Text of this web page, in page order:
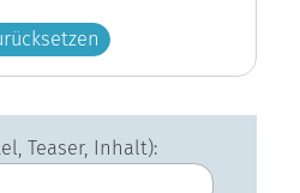
Teaser, Inhalt):